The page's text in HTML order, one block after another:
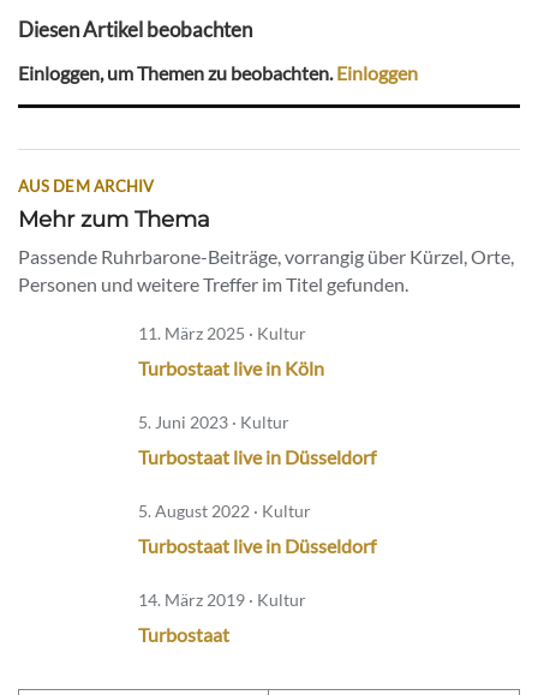
Diesen Artikel beobachten
Einloggen, um Themen zu beobachten. Einloggen
AUS DEM ARCHIV
Mehr zum Thema
Passende Ruhrbarone-Beiträge, vorrangig über Kürzel, Orte,
Personen und weitere Treffer im Titel gefunden.
11. März 2025 · Kultur
Turbostaat live in Köln
5. Juni 2023 · Kultur
Turbostaat live in Düsseldorf
5. August 2022 · Kultur
Turbostaat live in Düsseldorf
14. März 2019 · Kultur
Turbostaat